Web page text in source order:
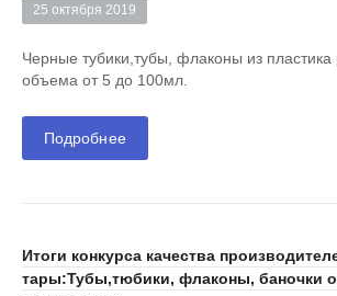
25 октября 2019
Черные тубики,тубы, флаконы из пластика
объема от 5 до 100мл.
Подробнее
Итоги конкурса качества
тары:Тубы,тюбики, флаконы, баночки